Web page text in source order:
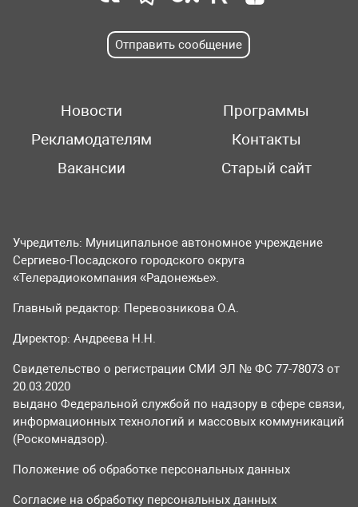
Отправить сообщение
Новости
Программы
Рекламодателям
Контакты
Вакансии
Старый сайт
Учредитель: Муниципальное автономное учреждение
Сергиево-Посадского городского округа
«Телерадиокомпания «Радонежье».
Главный редактор: Перевозникова О.А.
Директор: Андреева Н.Н.
Свидетельство о регистрации СМИ ЭЛ № ФС 77-78073 от
20.03.2020
выдано Федеральной службой по надзору в сфере связи,
информационных технологий и массовых коммуникаций
(Роскомнадзор).
Положение об обработке персональных данных
Согласие на обработку персональных данных